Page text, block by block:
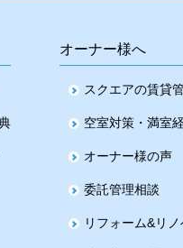
オーナー様へ
スクエアの賃貸
空室対策・満室
オーナー様の声
委託管理相談
リフォーム&リ